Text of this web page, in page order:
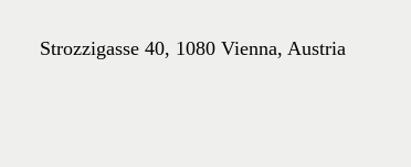
Strozzigasse 40, 1080 Vienna, Austria